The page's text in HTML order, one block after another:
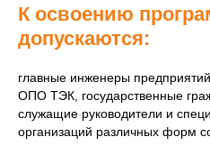
К освоению
допускаются:
главные инженеры
ОПО ТЭК, государственные
служащие руководители и
организаций различных форм